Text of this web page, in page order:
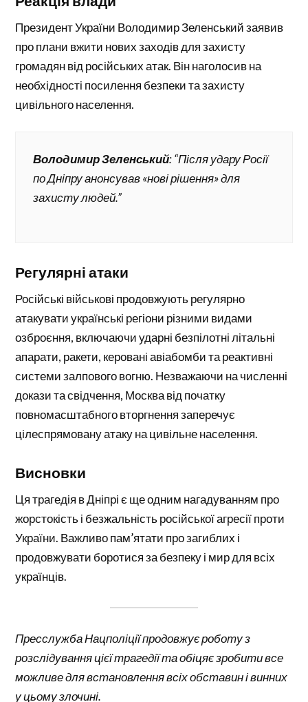
Президент України Володимир Зеленський заявив
про плани вжити нових заходів для захисту
громадян від російських атак. Він наголосив на
необхідності посилення безпеки та захисту
цивільного населення.
Володимир Зеленський: “Після удару Росії
по Дніпру анонсував «нові рішення» для
захисту людей.”
Регулярні атаки
Російські військові продовжують регулярно
атакувати українські регіони різними видами
озброєння, включаючи ударні безпілотні літальні
апарати, ракети, керовані авіабомби та реактивні
системи залпового вогню. Незважаючи на численні
докази та свідчення, Москва від початку
повномасштабного вторгнення заперечує
цілеспрямовану атаку на цивільне населення.
Висновки
Ця трагедія в Дніпрі є ще одним нагадуванням про
жорстокість і безжальність російської агресії проти
України. Важливо пам’ятати про загиблих і
продовжувати боротися за безпеку і мир для всіх
українців.
Пресслужба Нацполіції продовжує роботу з
розслідування цієї трагедії та обіцяє зробити все
можливе для встановлення всіх обставин і винних
у цьому злочині.